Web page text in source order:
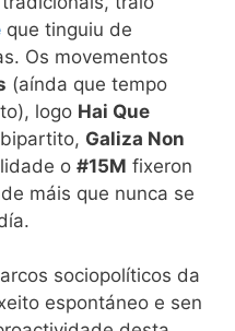
que tinguiu de
Os movementos
(aínda que tempo
logo Hai Que
Galiza Non
o #15M fixeron
máis que nunca se
sociopolíticos da
espontáneo e sen